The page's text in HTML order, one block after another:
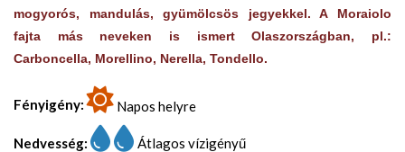
mogyorós, mandulás, gyümölcsös jegyekkel. A Moraiolo
fajta más neveken is ismert Olaszországban, pl.:
Carboncella, Morellino, Nerella, Tondello.
Fényigény: Napos helyre
Nedvesség:
Átlagos vízigényű